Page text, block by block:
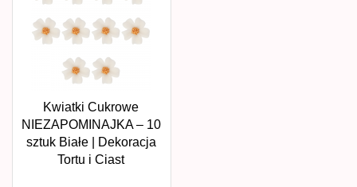
Kwiatki Cukrowe
NIEZAPOMINAJKA – 10
sztuk Białe | Dekoracja
Tortu i Ciast